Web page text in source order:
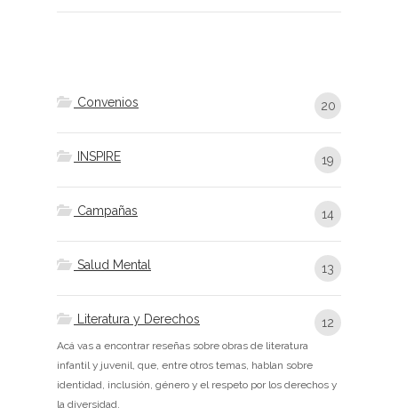
Convenios 20
INSPIRE 19
Campañas 14
Salud Mental 13
Literatura y Derechos 12
Acá vas a encontrar reseñas sobre obras de literatura
infantil y juvenil, que, entre otros temas, hablan sobre
identidad, inclusión, género y el respeto por los derechos y
la diversidad.